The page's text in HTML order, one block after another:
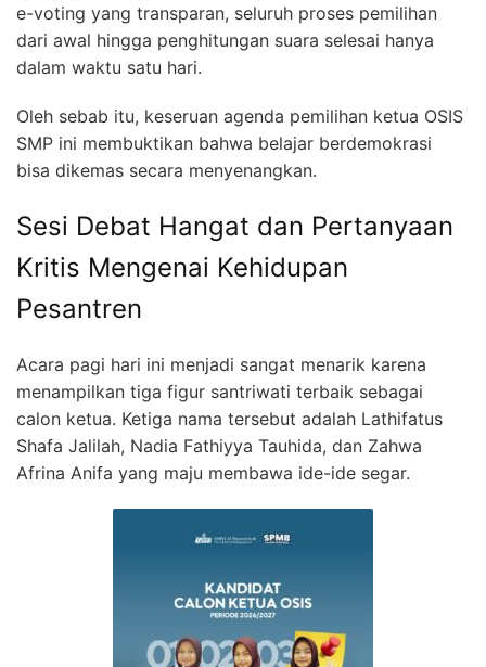
e-voting yang transparan, seluruh proses pemilihan
dari awal hingga penghitungan suara selesai hanya
dalam waktu satu hari.
Oleh sebab itu, keseruan agenda pemilihan ketua OSIS
SMP ini membuktikan bahwa belajar berdemokrasi
bisa dikemas secara menyenangkan.
Sesi Debat Hangat dan Pertanyaan
Kritis Mengenai Kehidupan
Pesantren
Acara pagi hari ini menjadi sangat menarik karena
menampilkan tiga figur santriwati terbaik sebagai
calon ketua. Ketiga nama tersebut adalah Lathifatus
Shafa Jalilah, Nadia Fathiyya Tauhida, dan Zahwa
Afrina Anifa yang maju membawa ide-ide segar.